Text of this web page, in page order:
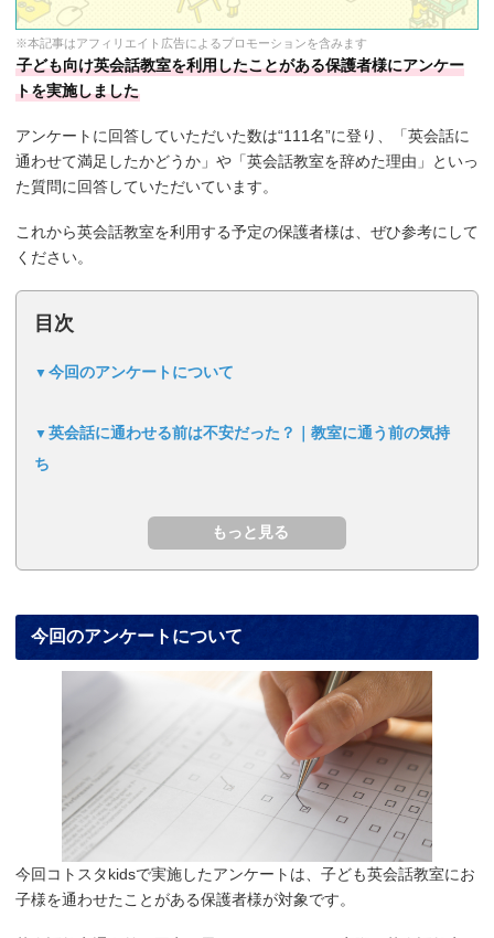
※本記事はアフィリエイト広告によるプロモーションを含みます
子ども向け英会話教室を利用したことがある保護者様にアンケー
トを実施しました
アンケートに回答していただいた数は“111名”に登り、「英会話に
通わせて満足したかどうか」や「英会話教室を辞めた理由」といっ
た質問に回答していただいています。
これから英会話教室を利用する予定の保護者様は、ぜひ参考にして
ください。
目次
今回のアンケートについて
英会話に通わせる前は不安だった？｜教室に通う前の気持
ち
今回のアンケートについて
今回コトスタkidsで実施したアンケートは、子ども英会話教室にお
子様を通わせたことがある保護者様が対象です。